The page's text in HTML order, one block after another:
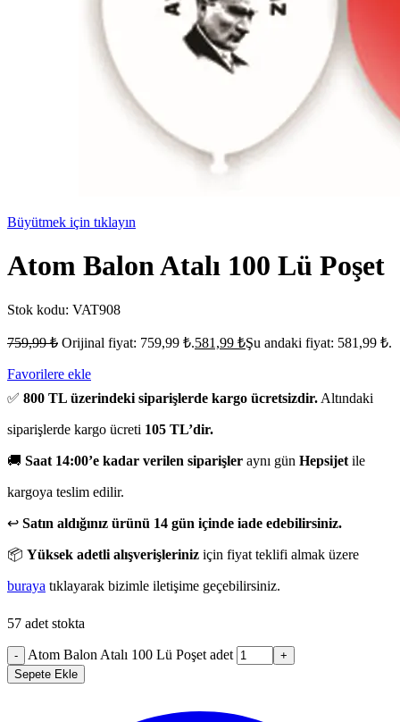
Büyütmek için tıklayın
Atom Balon Atalı 100 Lü Poşet
Stok kodu: VAT908
759,99₺ Orijinal fiyat: 759,99 ₺.581,99 ₺Şu andaki fiyat: 581,99 ₺.
Favorilere ekle
✅ 800 TL üzerindeki siparişlerde kargo ücretsizdir. Altındaki
siparişlerde kargo ücreti 105 TL’dir.
🚚 Saat 14:00’e kadar verilen siparişler aynı gün Hepsijet ile
kargoya teslim edilir.
↩️ Satın aldığınız ürünü 14 gün içinde iade edebilirsiniz.
📦 Yüksek adetli alışverişleriniz için fiyat teklifi almak üzere
buraya tıklayarak bizimle iletişime geçebilirsiniz.
57 adet stokta
- Atom Balon Atalı 100 Lü Poşet adet
+
Sepete Ekle